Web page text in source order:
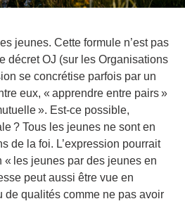
jeunes. Cette formule n’est pas
décret OJ (sur les Organisations
se concrétise parfois par un
eux, « apprendre entre pairs »
». Est-ce possible,
? Tous les jeunes ne sont en
de la foi. L’expression pourrait
« les jeunes par des jeunes en
peut aussi être vue en
de qualités comme ne pas avoir